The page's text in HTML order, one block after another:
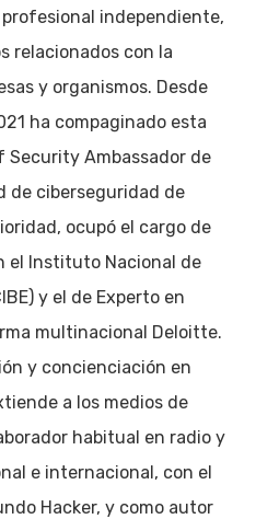
independiente,
relacionados con la
y organismos. Desde
ha compaginado esta
Security Ambassador de
de ciberseguridad de
ocupó el cargo de
el Instituto Nacional de
y el de Experto en
multinacional Deloitte.
y concienciación en
a los medios de
habitual en radio y
e internacional, con el
Hacker, y como autor